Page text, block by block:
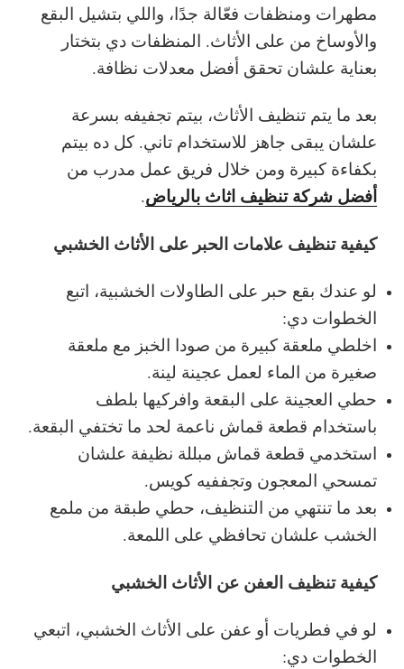
مطهرات ومنظفات فعّالة جدًا، واللي بتشيل البقع
والأوساخ من على الأثاث. المنظفات دي بتختار
بعناية علشان تحقق أفضل معدلات نظافة.
بعد ما يتم تنظيف الأثاث، بيتم تجفيفه بسرعة
علشان يبقى جاهز للاستخدام تاني. كل ده بيتم
بكفاءة كبيرة ومن خلال فريق عمل مدرب من
أفضل شركة تنظيف اثاث بالرياض.
كيفية تنظيف علامات الحبر على الأثاث الخشبي
لو عندك بقع حبر على الطاولات الخشبية، اتبع
الخطوات دي:
اخلطي ملعقة كبيرة من صودا الخبز مع ملعقة
صغيرة من الماء لعمل عجينة لينة.
حطي العجينة على البقعة وافركيها بلطف
باستخدام قطعة قماش ناعمة لحد ما تختفي البقعة.
استخدمي قطعة قماش مبللة نظيفة علشان
تمسحي المعجون وتجففيه كويس.
بعد ما تنتهي من التنظيف، حطي طبقة من ملمع
الخشب علشان تحافظي على اللمعة.
كيفية تنظيف العفن عن الأثاث الخشبي
لو في فطريات أو عفن على الأثاث الخشبي، اتبعي
الخطوات دي: